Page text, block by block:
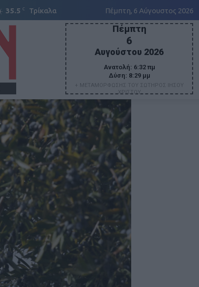
35.5 C Τρίκαλα Πέμπτη, 6 Αύγουστος 2026
Πέμπτη
6
Αυγούστου 2026
Ανατολή: 6:32 πμ
Δύση: 8:29 μμ
+ ΜΕΤΑΜΟΡΦΩΣΗΣ ΤΟΥ ΣΩΤΗΡΟΣ ΙΗΣΟΥ
ΧΡΙΣΤΟΥ